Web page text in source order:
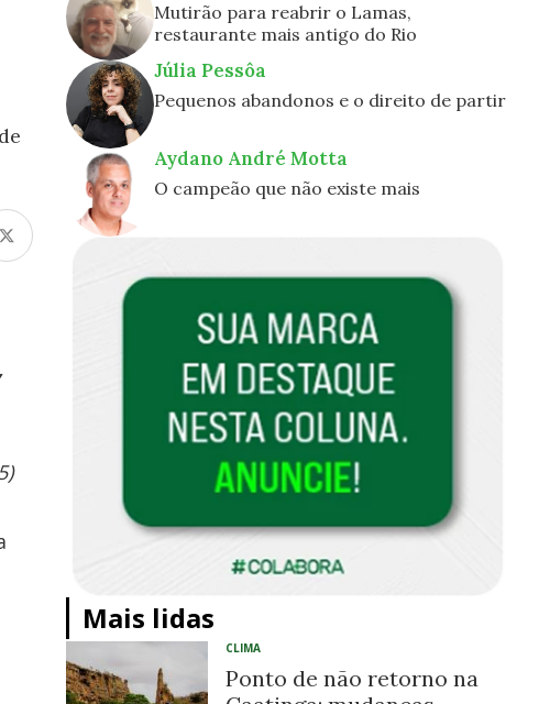
Mutirão para reabrir o Lamas,
restaurante mais antigo do Rio
Júlia Pessôa
Pequenos abandonos e o direito de partir
Aydano André Motta
O campeão que não existe mais
Mais lidas
CLIMA
Ponto de não retorno na